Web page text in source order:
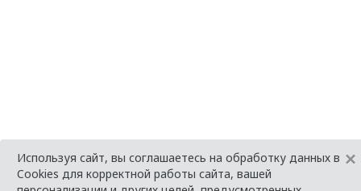
Используя сайт, вы соглашаетесь на обработку данных в
Cookies для корректной работы сайта, вашей
×